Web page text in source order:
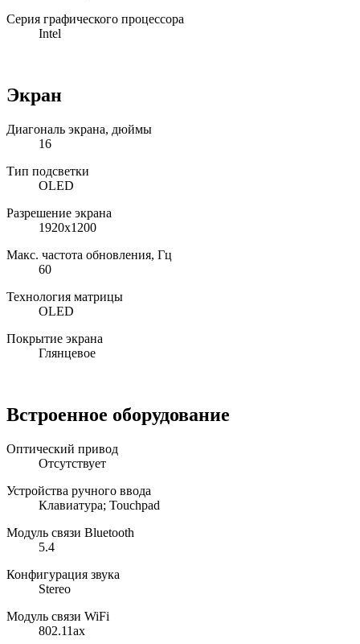
Серия графического процессора
Intel
Экран
Диагональ экрана, дюймы
16
Тип подсветки
OLED
Разрешение экрана
1920x1200
Макс. частота обновления, Гц
60
Технология матрицы
OLED
Покрытие экрана
Глянцевое
Встроенное оборудование
Оптический привод
Отсутствует
Устройства ручного ввода
Клавиатура; Touchpad
Модуль связи Bluetooth
5.4
Конфигурация звука
Stereo
Модуль связи WiFi
802.11ax